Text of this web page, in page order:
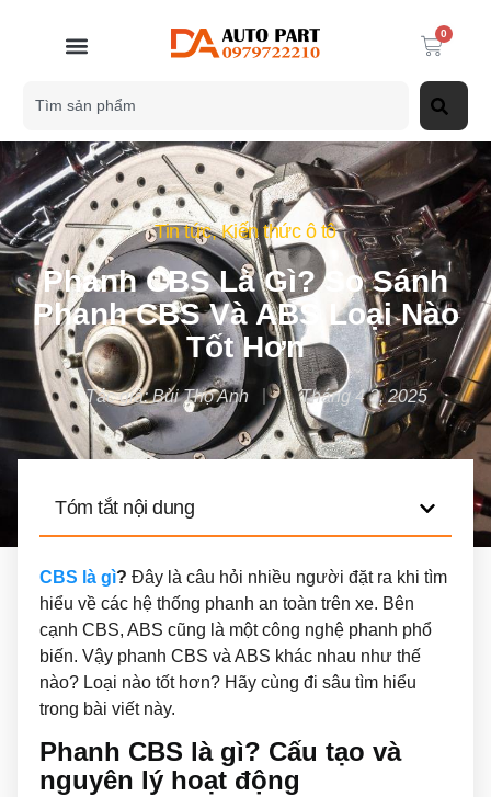
0
Tin tức,Kiến thức ô tô
Phanh CBS Là Gì? So Sánh
Phanh CBS Và ABS Loại Nào
Tốt Hơn
Tác giả:Bùi Thọ Anh Tháng 4 3, 2025
Tóm tắt nội dung
CBS là gì? Đây là câu hỏi nhiều người đặt ra khi tìm
hiểu về các hệ thống phanh an toàn trên xe. Bên
cạnh CBS, ABS cũng là một công nghệ phanh phổ
biến. Vậy phanh CBS và ABS khác nhau như thế
nào? Loại nào tốt hơn? Hãy cùng đi sâu tìm hiểu
trong bài viết này.
Phanh CBS là gì? Cấu tạo và
nguyên lý hoạt động